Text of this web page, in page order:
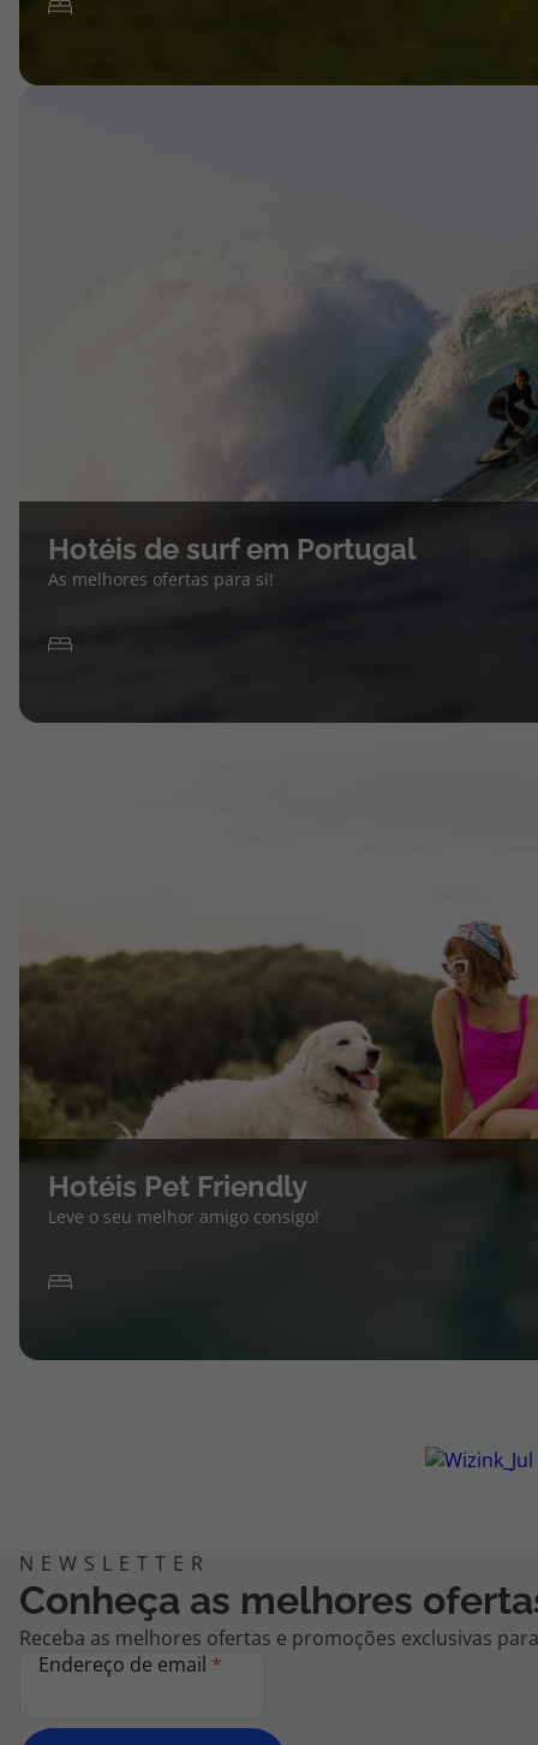
Hotéis de surf em Portugal
As melhores ofertas para si!
Hotéis Pet Friendly
Leve o seu melhor amigo consigo!
Conheça as melhores
Receba as melhores ofertas e promoções exclusivas
Endereço de email *